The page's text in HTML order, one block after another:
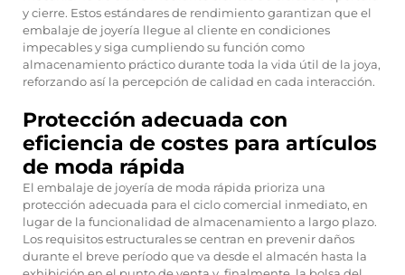
y cierre. Estos estándares de rendimiento garantizan que el
embalaje de joyería llegue al cliente en condiciones
impecables y siga cumpliendo su función como
almacenamiento práctico durante toda la vida útil de la joya,
reforzando así la percepción de calidad en cada interacción.
Protección adecuada con
eficiencia de costes para artículos
de moda rápida
El embalaje de joyería de moda rápida prioriza una
protección adecuada para el ciclo comercial inmediato, en
lugar de la funcionalidad de almacenamiento a largo plazo.
Los requisitos estructurales se centran en prevenir daños
durante el breve período que va desde el almacén hasta la